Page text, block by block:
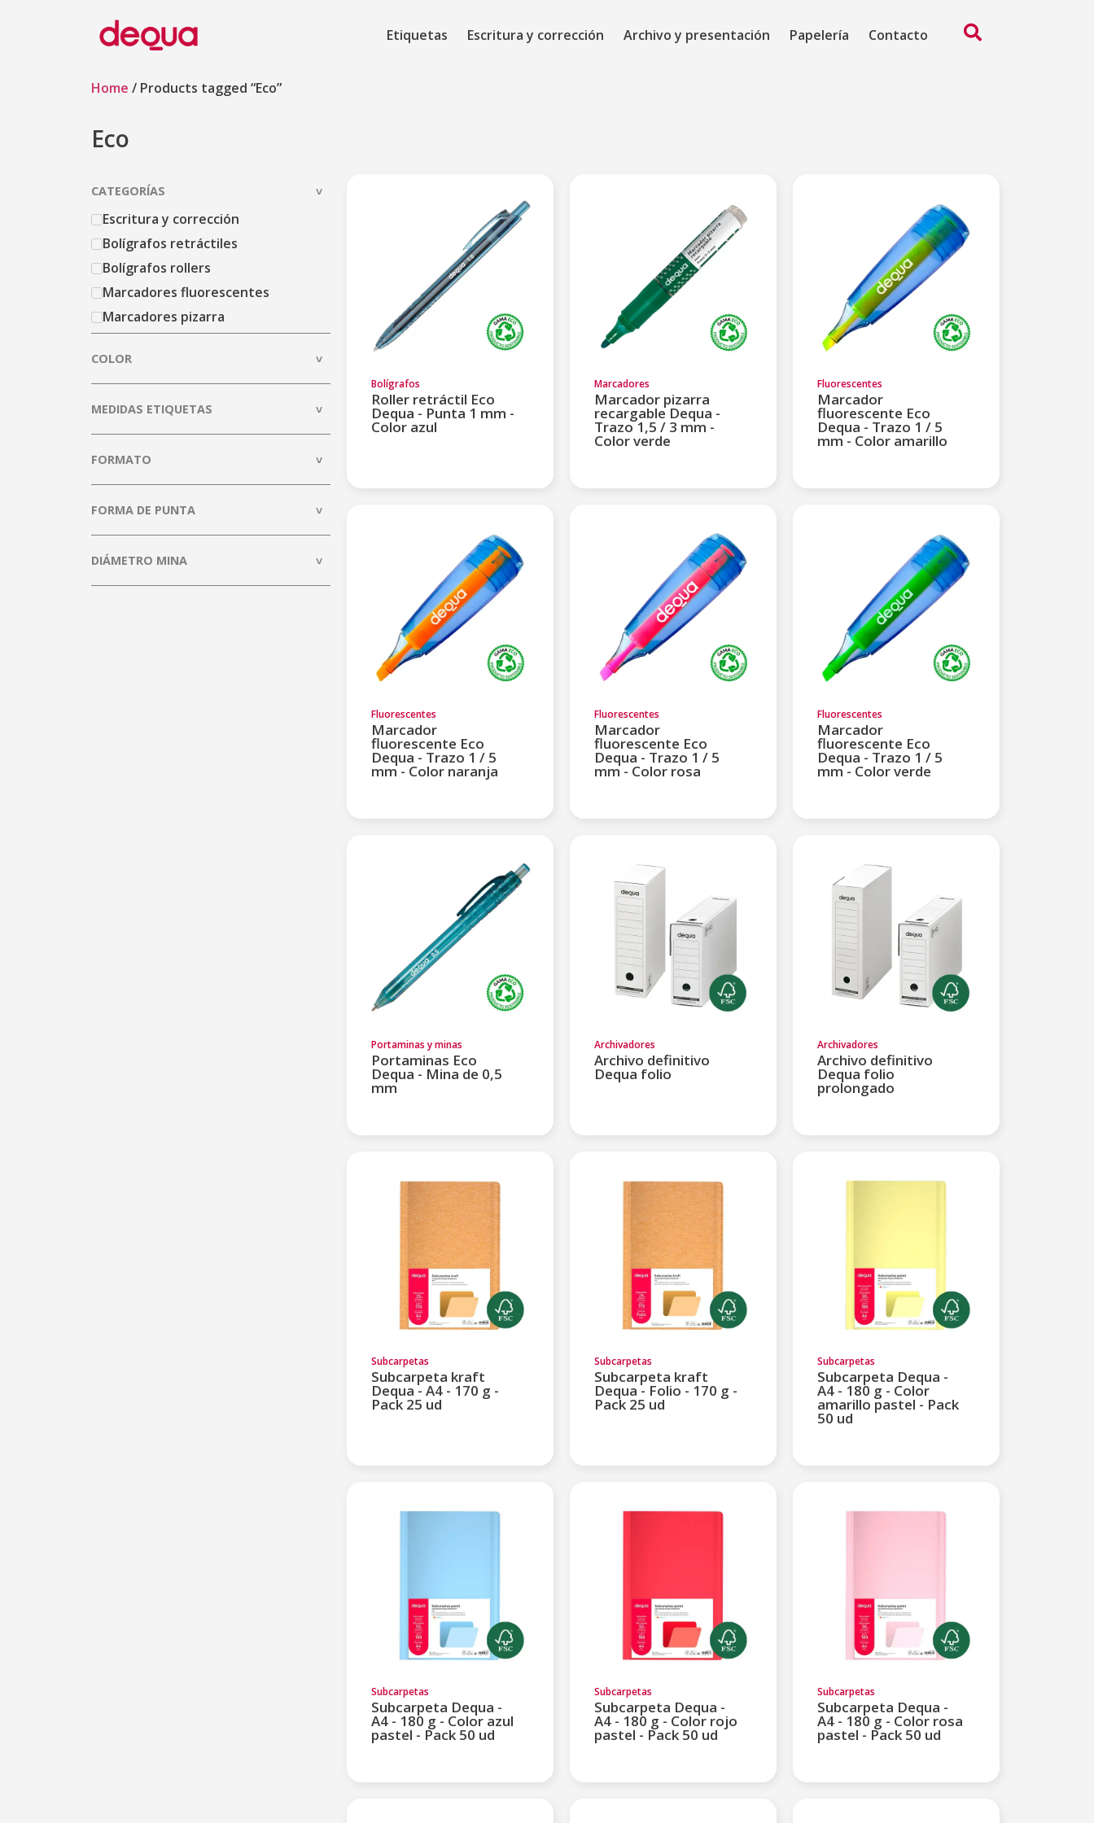
Etiquetas Escritura y corrección Archivo y presentación Papelería Contacto
Home / Products tagged “Eco”
Eco
CATEGORÍAS
Escritura y corrección
Bolígrafos retráctiles
Bolígrafos rollers
Marcadores fluorescentes
Marcadores pizarra
Portaminas
Etiquetas
Papelería
Bandejas
Notas Adhesivas
Archivo y presentación
Archivo definitivo
Subcarpetas
COLOR
MEDIDAS ETIQUETAS
FORMATO
FORMA DE PUNTA
DIÁMETRO MINA
Bolígrafos
Roller retráctil Eco
Dequa - Punta 1 mm -
Color azul
Marcadores
Marcador pizarra
recargable Dequa -
Trazo 1,5 / 3 mm -
Color verde
Fluorescentes
Marcador
fluorescente Eco
Dequa - Trazo 1 / 5
mm - Color amarillo
Fluorescentes
Marcador
fluorescente Eco
Dequa - Trazo 1 / 5
mm - Color naranja
Fluorescentes
Marcador
fluorescente Eco
Dequa - Trazo 1 / 5
mm - Color rosa
Fluorescentes
Marcador
fluorescente Eco
Dequa - Trazo 1 / 5
mm - Color verde
Portaminas y minas
Portaminas Eco
Dequa - Mina de 0,5
mm
Archivadores
Archivo definitivo
Dequa folio
Archivadores
Archivo definitivo
Dequa folio
prolongado
Subcarpetas
Subcarpeta kraft
Dequa - A4 - 170 g -
Pack 25 ud
Subcarpetas
Subcarpeta kraft
Dequa - Folio - 170 g -
Pack 25 ud
Subcarpetas
Subcarpeta Dequa -
A4 - 180 g - Color
amarillo pastel - Pack
50 ud
Subcarpetas
Subcarpeta Dequa -
A4 - 180 g - Color azul
pastel - Pack 50 ud
Subcarpetas
Subcarpeta Dequa -
A4 - 180 g - Color rojo
pastel - Pack 50 ud
Subcarpetas
Subcarpeta Dequa -
A4 - 180 g - Color rosa
pastel - Pack 50 ud